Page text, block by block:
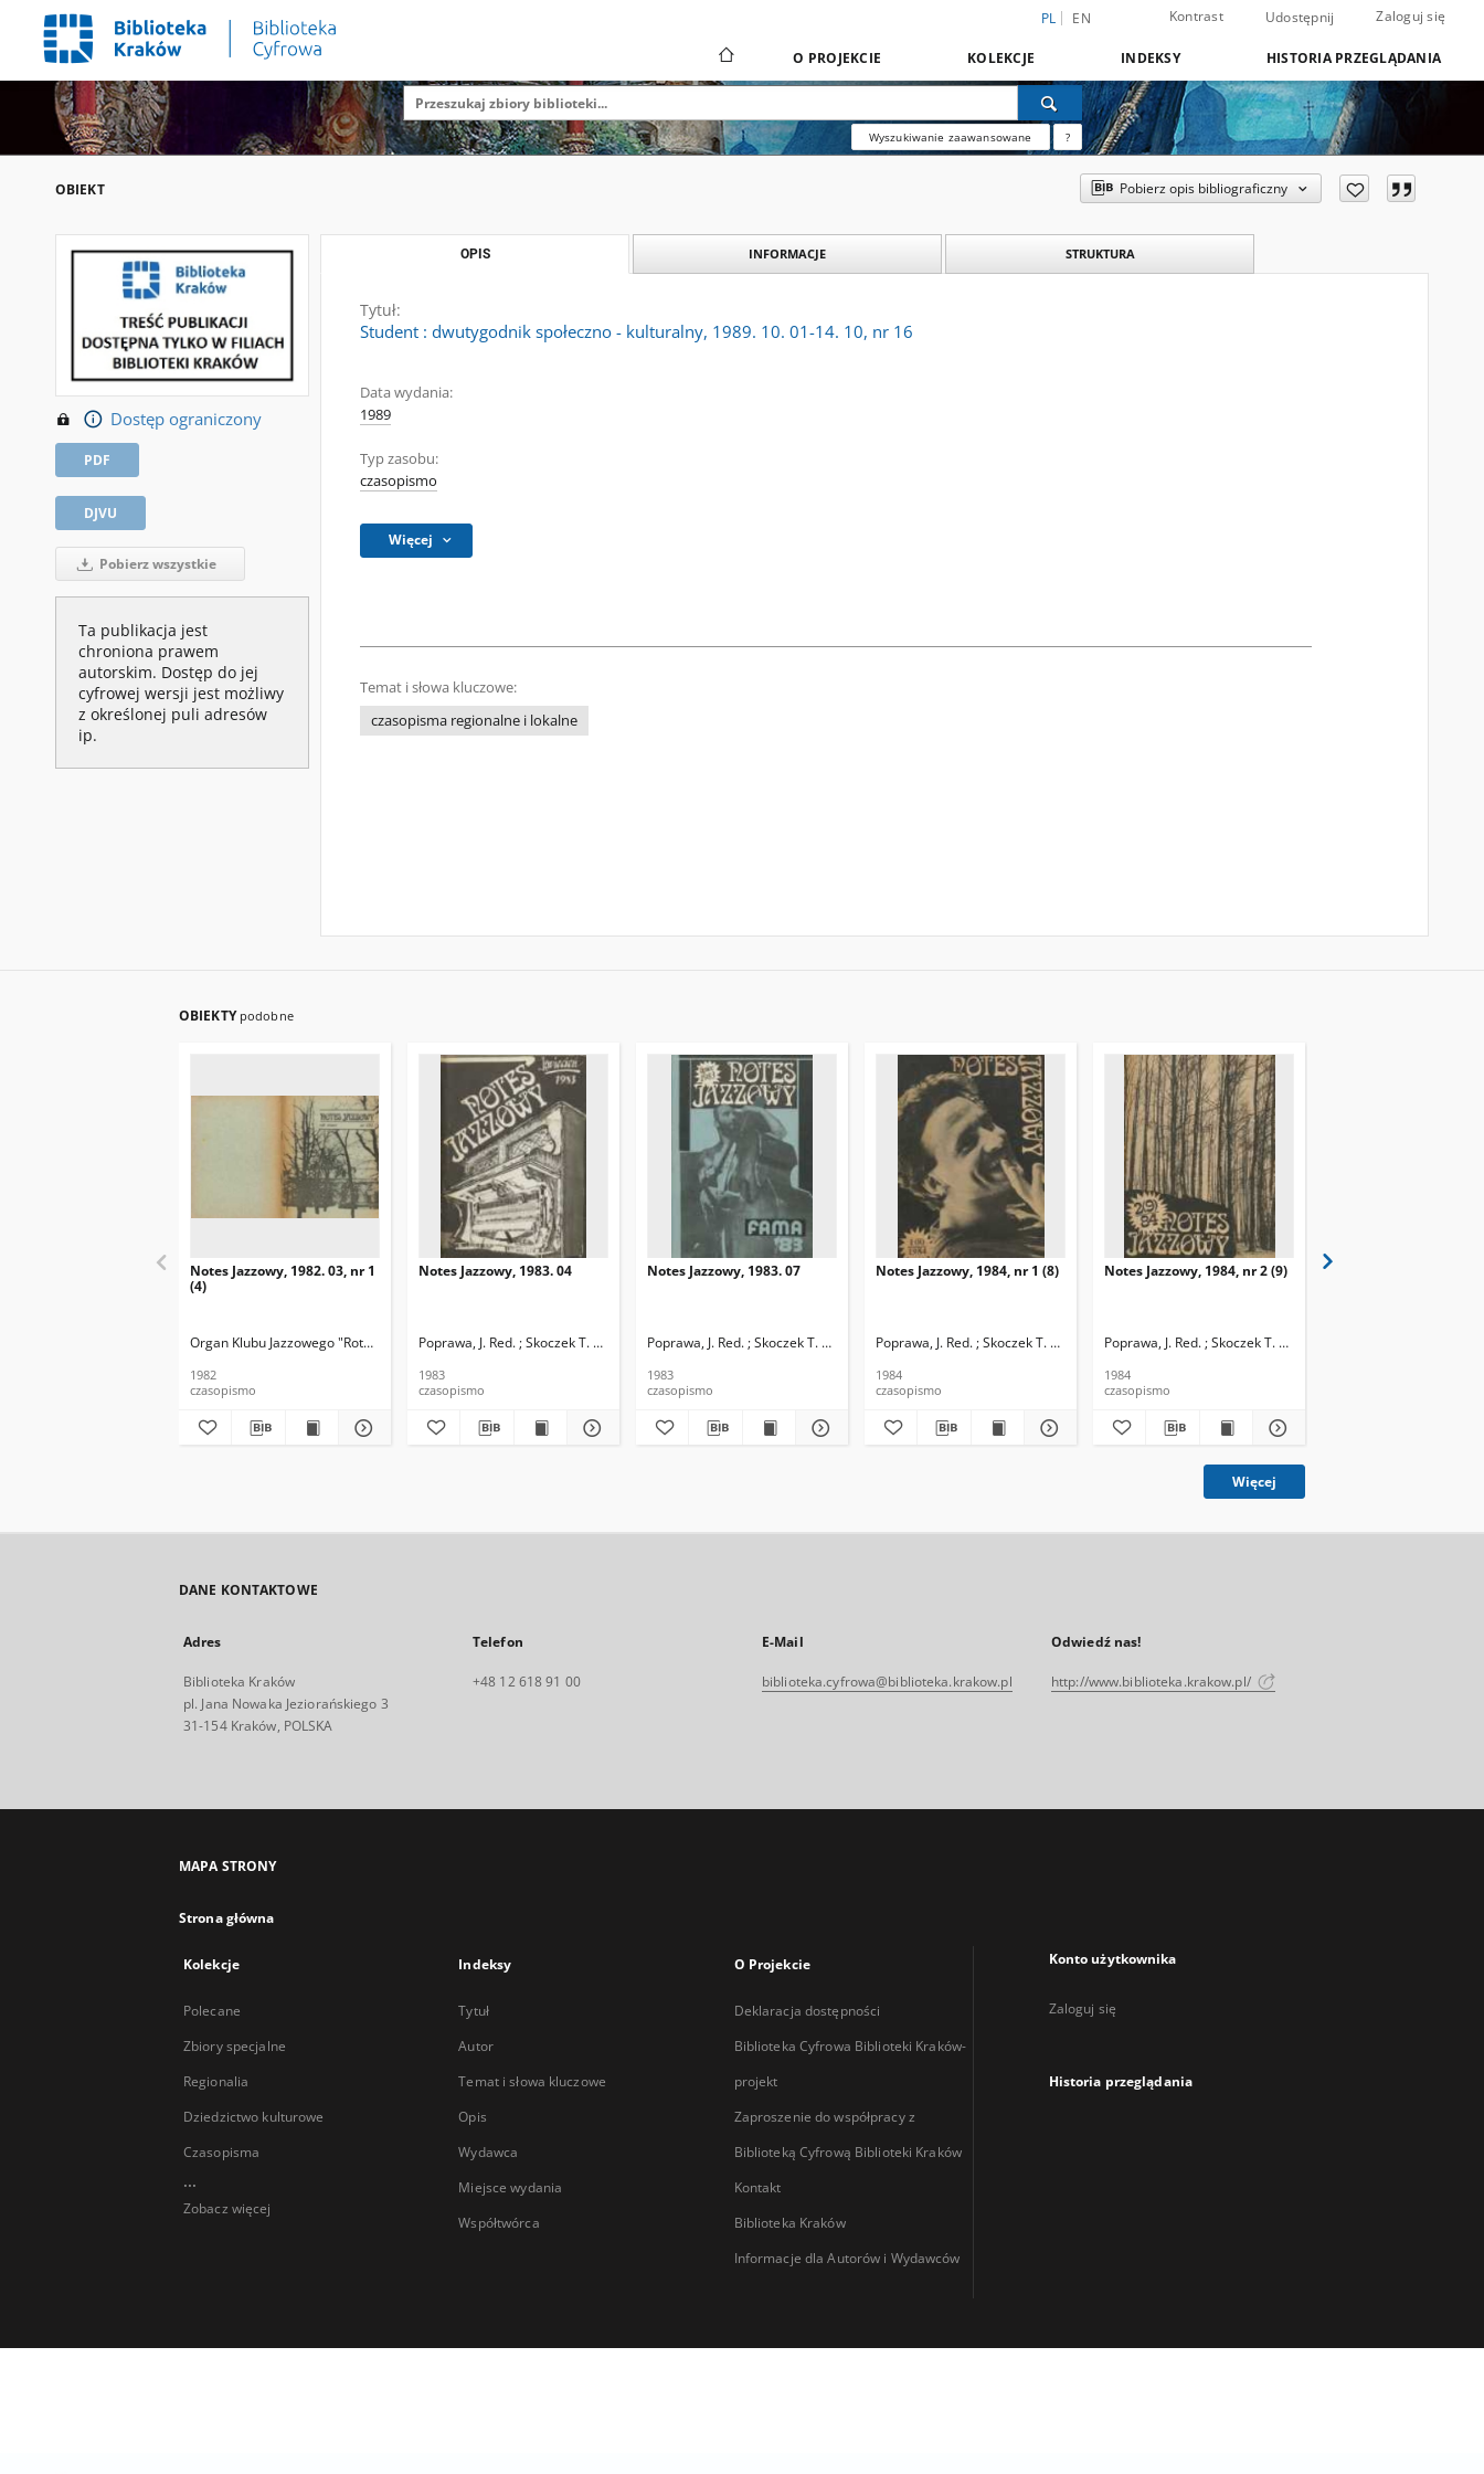
PL EN Kontrast Udostępnij Zaloguj się
O PROJEKCIE KOLEKCJE INDEKSY HISTORIA PRZEGLĄDANIA
Wyszukiwanie zaawansowane ?
OBIEKT Pobierz opis bibliograficzny
Dostęp ograniczony
PDF
DJVU
Pobierz wszystkie
Ta publikacja jest
chroniona prawem
autorskim. Dostęp do jej
cyfrowej wersji jest możliwy
z określonej puli adresów
ip.
OPIS INFORMACJE STRUKTURA
Tytuł:
Student : dwutygodnik społeczno - kulturalny, 1989. 10. 01-14. 10, nr 16
Data wydania:
1989
Typ zasobu:
czasopismo
Więcej
Temat i słowa kluczowe:
czasopisma regionalne i lokalne
OBIEKTY podobne
Notes Jazzowy, 1982. 03, nr 1
(4)
Organ Klubu Jazzowego "Rotunda" Skoczek, T. Red.
1982
czasopismo
Notes Jazzowy, 1983. 04
Poprawa, J. Red. ; Skoczek T. Red.
1983
czasopismo
Notes Jazzowy, 1983. 07
Poprawa, J. Red. ; Skoczek T. Red.
1983
czasopismo
Notes Jazzowy, 1984, nr 1 (8)
Poprawa, J. Red. ; Skoczek T. Red.
1984
czasopismo
Notes Jazzowy, 1984, nr 2 (9)
Poprawa, J. Red. ; Skoczek T. Red.
1984
czasopismo
Więcej
DANE KONTAKTOWE
Adres
Biblioteka Kraków
pl. Jana Nowaka Jeziorańskiego 3
31-154 Kraków, POLSKA
Telefon
+48 12 618 91 00
E-Mail
biblioteka.cyfrowa@biblioteka.krakow.pl
Odwiedź nas!
http://www.biblioteka.krakow.pl/
MAPA STRONY
Strona główna
Kolekcje
Polecane
Zbiory specjalne
Regionalia
Dziedzictwo kulturowe
Czasopisma
...
Zobacz więcej
Indeksy
Tytuł
Autor
Temat i słowa kluczowe
Opis
Wydawca
Miejsce wydania
Współtwórca
O Projekcie
Deklaracja dostępności
Biblioteka Cyfrowa Biblioteki Kraków-
projekt
Zaproszenie do współpracy z
Biblioteką Cyfrową Biblioteki Kraków
Kontakt
Biblioteka Kraków
Informacje dla Autorów i Wydawców
Konto użytkownika
Zaloguj się
Historia przeglądania